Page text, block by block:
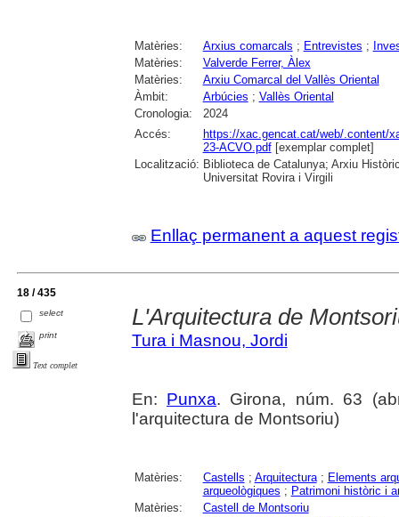
Matèries: Arxius comarcals ; Entrevistes ;
Matèries:
Valverde Ferrer, Àlex
Matèries:
Arxiu Comarcal del Vallès Oriental
Àmbit:
Arbúcies ; Vallès Oriental
Cronologia:
2024
Accés:
https://xac.gencat.cat/web/.content/
23-ACVO.pdf[exemplar complet]
Localització: Biblioteca de Catalunya; Arxiu
Universitat Rovira i Virgili
Enllaç permanent a aquest
18 / 435
select
print
Text complet
L'Arquitectura de
Tura i Masnou, Jordi
En: Punxa. Girona, núm. 63
l'arquitectura de Montsoriu)
Matèries: Castells ; Arquitectura; Elements
arqueològiques ; Patrimoni històric i
Matèries:
Castell de Montsoriu